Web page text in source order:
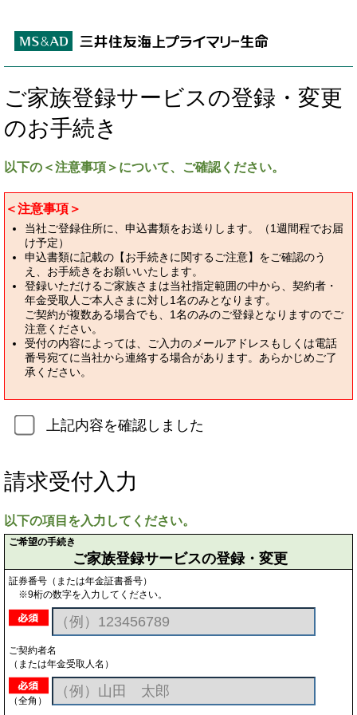
ご家族登録サービスの登録・変更
のお手続き
以下の＜注意事項＞について、ご確認ください。
＜注意事項＞
当社ご登録住所に、申込書類をお送りします。（1週間程でお届
け予定）
申込書類に記載の【お手続きに関するご注意】をご確認のう
え、お手続きをお願いいたします。
登録いただけるご家族さまは当社指定範囲の中から、契約者・
年金受取人ご本人さまに対し1名のみとなります。
ご契約が複数ある場合でも、1名のみのご登録となりますのでご
注意ください。
受付の内容によっては、ご入力のメールアドレスもしくは電話
番号宛てに当社から連絡する場合があります。あらかじめご了
承ください。
上記内容を確認しました
請求受付入力
以下の項目を入力してください。
ご希望の手続き
ご家族登録サービスの登録・変更
証券番号（または年金証書番号）
※9桁の数字を入力してください。
ご契約者名
（または年金受取人名）
（全角）